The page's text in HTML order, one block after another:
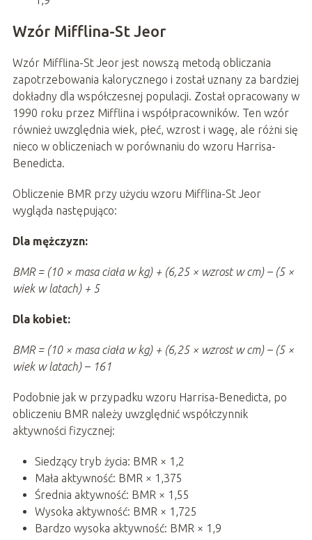
Wzór Mifflina-St Jeor
Wzór Mifflina-St Jeor jest nowszą metodą obliczania
zapotrzebowania kalorycznego i został uznany za bardziej
dokładny dla współczesnej populacji. Został opracowany w
1990 roku przez Mifflina i współpracowników. Ten wzór
również uwzględnia wiek, płeć, wzrost i wagę, ale różni się
nieco w obliczeniach w porównaniu do wzoru Harrisa-
Benedicta.
Obliczenie BMR przy użyciu wzoru Mifflina-St Jeor
wygląda następująco:
Dla mężczyzn:
BMR = (10 × masa ciała w kg) + (6,25 × wzrost w cm) – (5 ×
wiek w latach) + 5
Dla kobiet:
BMR = (10 × masa ciała w kg) + (6,25 × wzrost w cm) – (5 ×
wiek w latach) – 161
Podobnie jak w przypadku wzoru Harrisa-Benedicta, po
obliczeniu BMR należy uwzględnić współczynnik
aktywności fizycznej:
Siedzący tryb życia: BMR × 1,2
Mała aktywność: BMR × 1,375
Średnia aktywność: BMR × 1,55
Wysoka aktywność: BMR × 1,725
Bardzo wysoka aktywność: BMR × 1,9